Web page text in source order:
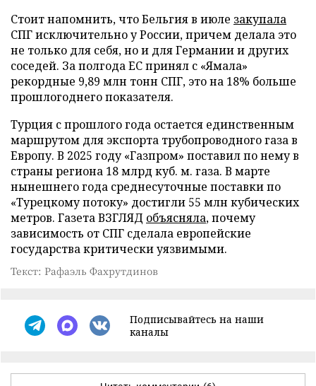
Стоит напомнить, что Бельгия в июле закупала
СПГ исключительно у России, причем делала это
не только для себя, но и для Германии и других
соседей. За полгода ЕС принял с «Ямала»
рекордные 9,89 млн тонн СПГ, это на 18% больше
прошлогоднего показателя.
Турция с прошлого года остается единственным
маршрутом для экспорта трубопроводного газа в
Европу. В 2025 году «Газпром» поставил по нему в
страны региона 18 млрд куб. м. газа. В марте
нынешнего года среднесуточные поставки по
«Турецкому потоку» достигли 55 млн кубических
метров. Газета ВЗГЛЯД объясняла, почему
зависимость от СПГ сделала европейские
государства критически уязвимыми.
Текст: Рафаэль Фахрутдинов
Подписывайтесь на наши
каналы